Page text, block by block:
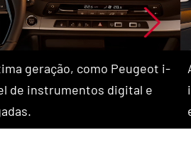
geração, como Peugeot i-
de instrumentos digital e